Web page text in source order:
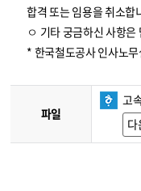
합격 또는 임용을 취소합
ㅇ 기타 궁금하신 사항
* 한국철도공사 인사노
파일
고
다